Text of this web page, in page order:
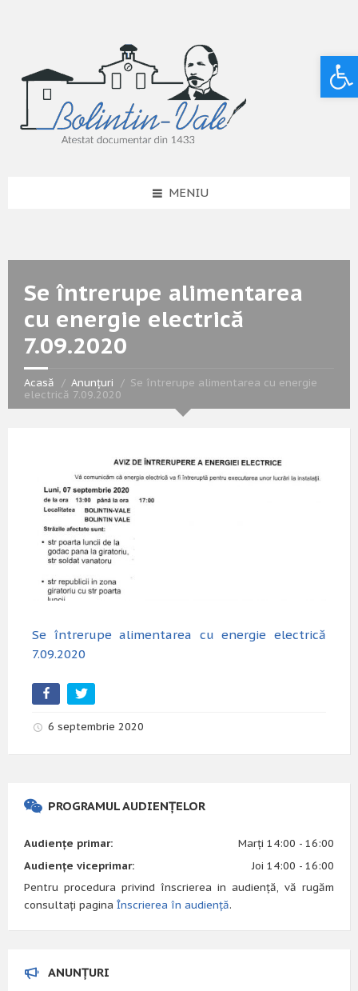
MENIU
Se întrerupe alimentarea
cu energie electrică
7.09.2020
Acasă Anunțuri
Se întrerupe alimentarea cu energie
electrică 7.09.2020
Se întrerupe alimentarea cu energie electrică
7.09.2020
6 septembrie 2020
PROGRAMUL AUDIENȚELOR
Audiențe primar:
Marți 14:00 - 16:00
Audiențe viceprimar:
Joi 14:00 - 16:00
Pentru procedura privind înscrierea in audiență, vă rugăm
consultați pagina Înscrierea în audiență.
ANUNȚURI
Deschide bara de unelte